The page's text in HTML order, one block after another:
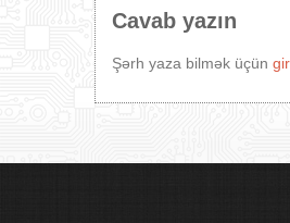
Cavab yazın
Şərh yaza bilmək üçün